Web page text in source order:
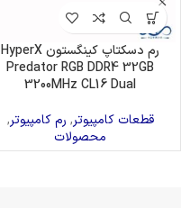
رم دسکتاپ کینگستون HyperX
Predator RGB DDR4 32GB
3200MHz CL16 Dual
قطعات کامپیوتر, رم کامپیوتر,
محصولات